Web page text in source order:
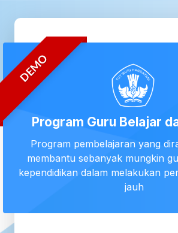
DEMO
Program Guru Belajar
Program pembelajaran yang
membantu sebanyak mungkin
kependidikan dalam melakukan
jauh